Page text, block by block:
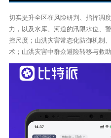
切实提升全区在风险研判、指挥调
力，以及水库、河道的汛限水位、
控尺度；山洪灾害常态化防御机制
术；山洪灾害中群众避险转移与救助